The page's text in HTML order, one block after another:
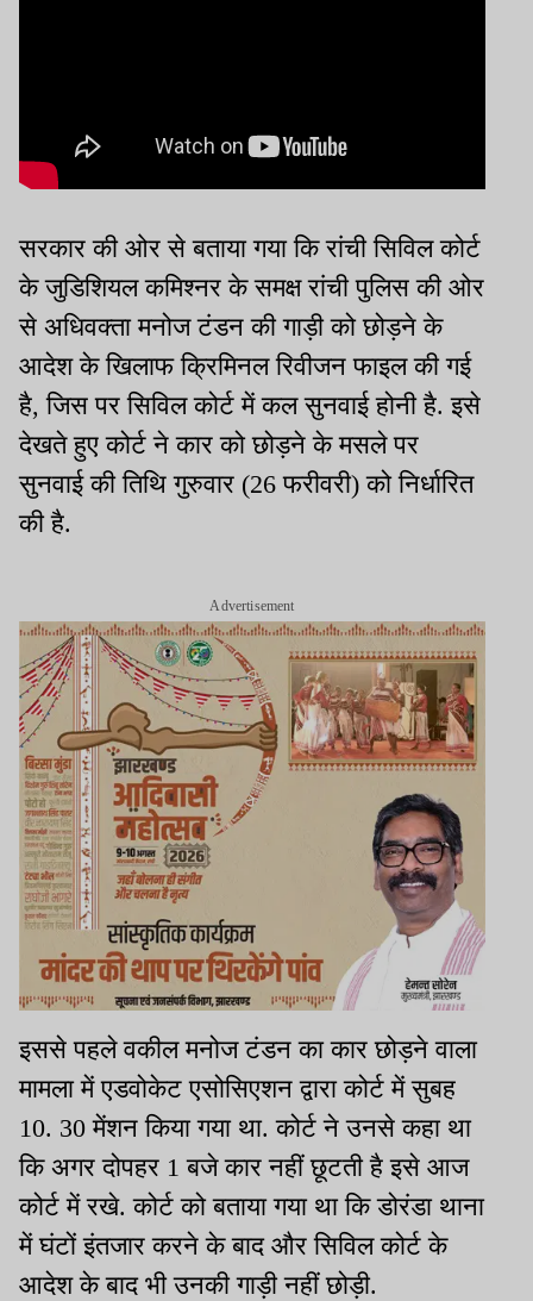
सरकार की ओर से बताया गया कि रांची सिविल कोर्ट
के जुडिशियल कमिश्नर के समक्ष रांची पुलिस की ओर
से अधिवक्ता मनोज टंडन की गाड़ी को छोड़ने के
आदेश के खिलाफ क्रिमिनल रिवीजन फाइल की गई
है, जिस पर सिविल कोर्ट में कल सुनवाई होनी है. इसे
देखते हुए कोर्ट ने कार को छोड़ने के मसले पर
सुनवाई की तिथि गुरुवार (26 फरीवरी) को निर्धारित
की है.
Advertisement
इससे पहले वकील मनोज टंडन का कार छोड़ने वाला
मामला में एडवोकेट एसोसिएशन द्वारा कोर्ट में सुबह
10. 30 मेंशन किया गया था. कोर्ट ने उनसे कहा था
कि अगर दोपहर 1 बजे कार नहीं छूटती है इसे आज
कोर्ट में रखे. कोर्ट को बताया गया था कि डोरंडा थाना
में घंटों इंतजार करने के बाद और सिविल कोर्ट के
आदेश के बाद भी उनकी गाड़ी नहीं छोड़ी.